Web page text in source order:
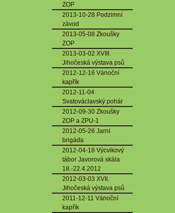
ZOP
2013-10-28 Podzimní
závod
2013-05-08 Zkoušky
ZOP
2013-03-02 XVIII.
Jihočeská výstava psů
2012-12-16 Vánoční
kapřík
2012-11-04
Svatováclavský pohár
2012-09-30 Zkoušky
ZOP a ZPU-1
2012-05-26 Jarní
brigáda
2012-04-18 Výcvikový
tábor Javorová skála
18.-22.4.2012
2012-03-03 XVII.
Jihočeská výstava psů
2011-12-11 Vánoční
kapřík